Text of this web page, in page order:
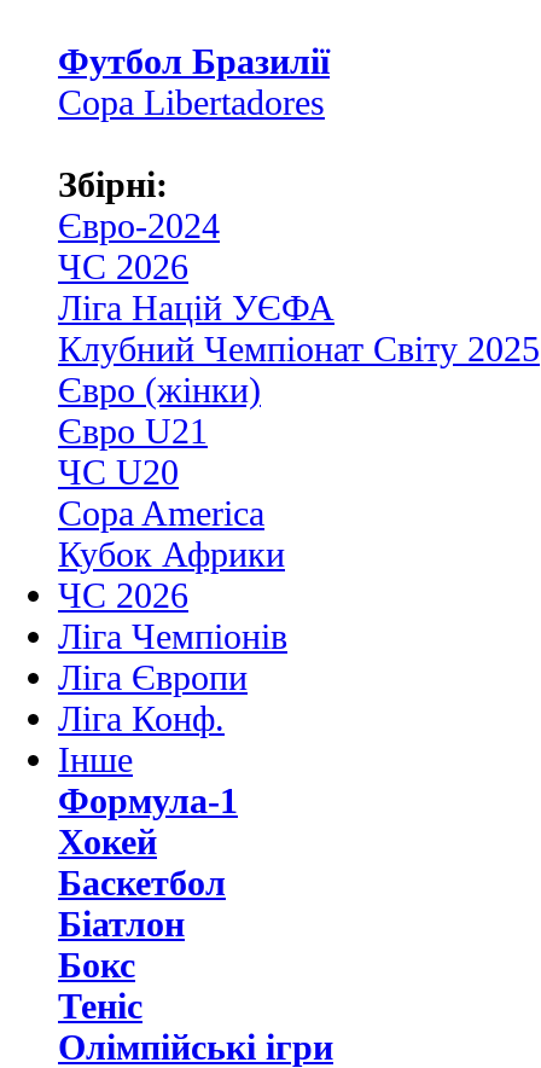
Футбол Бразилії
Copa Libertadores
Збірні:
Євро-2024
ЧС 2026
Ліга Націй УЄФА
Клубний Чемпіонат Світу 2025
Євро (жінки)
Євро U21
ЧС U20
Copa America
Кубок Африки
ЧС 2026
Ліга Чемпіонів
Ліга Європи
Ліга Конф.
Інше
Формула-1
Хокей
Баскетбол
Біатлон
Бокс
Теніс
Олімпійські ігри